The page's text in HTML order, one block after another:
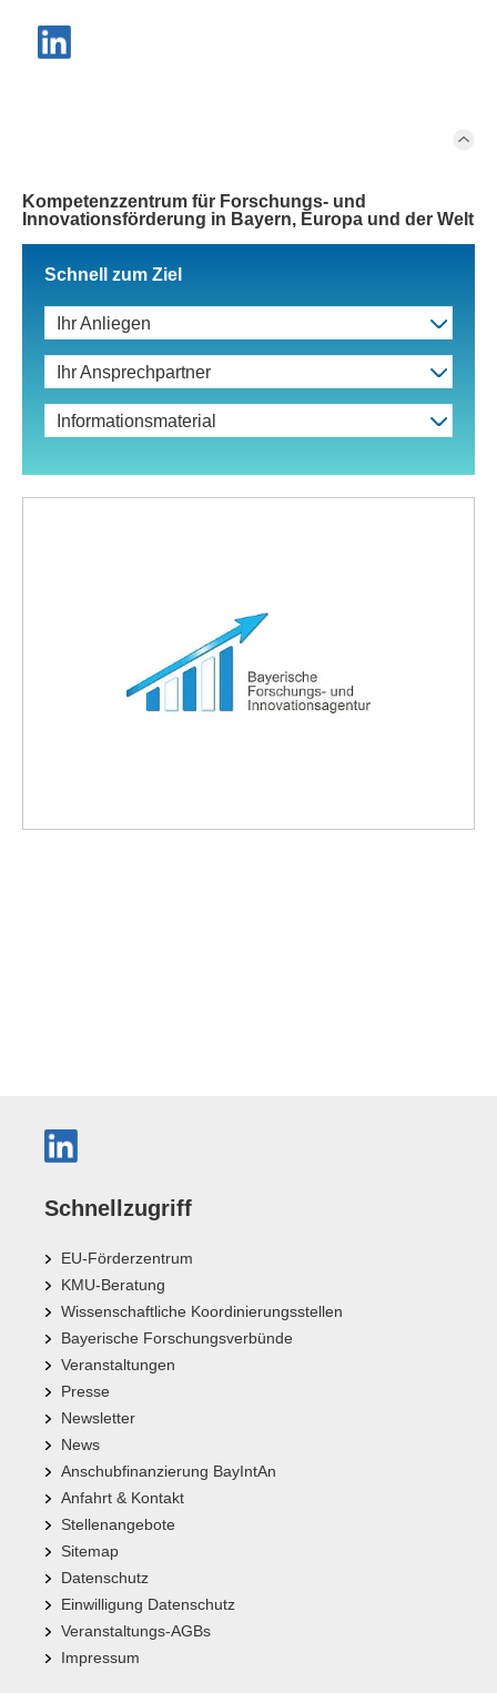
Kompetenzzentrum für Forschungs- und
Innovationsförderung in Bayern, Europa und der Welt
Schnell zum Ziel
Ihr Anliegen
Ihr Ansprechpartner
Informationsmaterial
Schnellzugriff
EU-Förderzentrum
KMU-Beratung
Wissenschaftliche Koordinierungsstellen
Bayerische Forschungsverbünde
Veranstaltungen
Presse
Newsletter
News
Anschubfinanzierung BayIntAn
Anfahrt & Kontakt
Stellenangebote
Sitemap
Datenschutz
Einwilligung Datenschutz
Veranstaltungs-AGBs
Impressum